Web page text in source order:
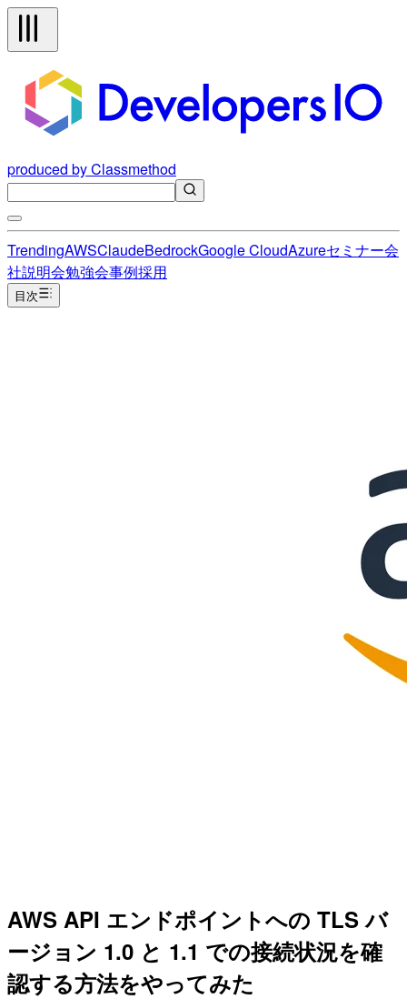
produced by Classmethod
TrendingAWSClaudeBedrockGoogle CloudAzureセミナー会
社説明会勉強会事例採用
目次
AWS API エンドポイントへの TLS バ
ージョン 1.0 と 1.1 での接続状況を確
認する方法をやってみた